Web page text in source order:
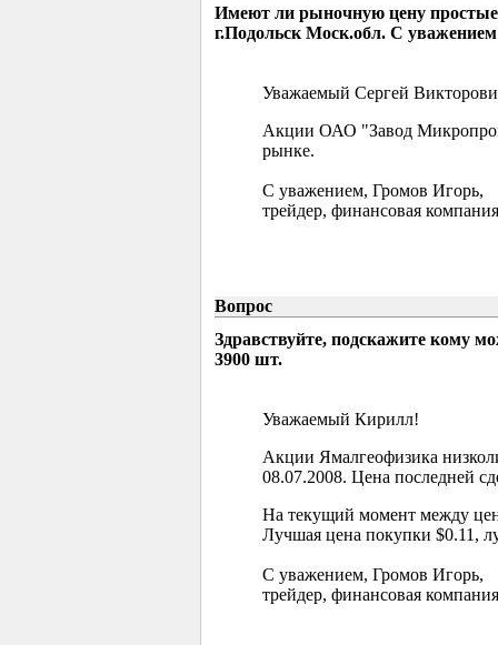
Имеют ли рыночную цену
г.Подольск Моск.обл. С
Уважаемый Сергей
Акции ОАО "Завод
рынке.
С уважением, Громов Игорь,
трейдер, финансовая
Вопрос
Здравствуйте, подскажите кому
3900 шт.
Уважаемый Кирилл!
Акции Ямалгеофизика
08.07.2008. Цена последней
На текущий момент между
Лучшая цена покупки $0.11,
С уважением, Громов Игорь,
трейдер, финансовая